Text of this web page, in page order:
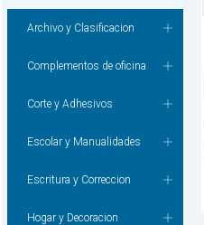
Archivo y Clasificacion
Complementos de oficina
Corte y Adhesivos
Escolar y Manualidades
Escritura y Correccion
Hogar y Decoracion